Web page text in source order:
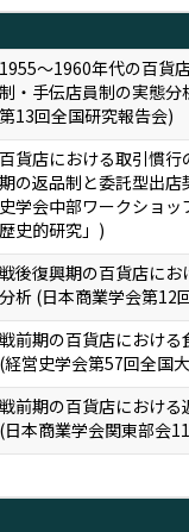
1955～1960年代の百貨
制・手伝店員制の実態分
第13回全国研究報告会)
百貨店における取引慣行
期の返品制と委託型出店
史学会中部ワークショ
歴史的研究」)
戦後復興期の百貨店にお
分析 (日本商業学会第12
戦前期の百貨店における
(経営史学会第57回全国
戦前期の百貨店における
(日本商業学会関東部会